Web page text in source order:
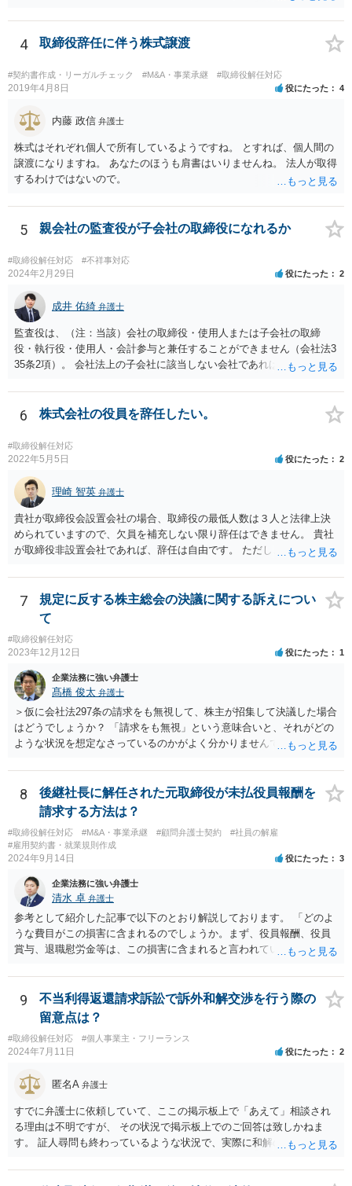
株主権確認訴訟等に発展する可能性はあるかと思われます。 いずれに
しても、譲渡時の状況やその裏付けとなる証拠の有無、また、当該会
で、早い段階で、 関連資料をお持ちの上、弁護士にご相談をされたほ
うが良いかと思慮いたします。
4 取締役辞任に伴う株式譲渡
#契約書作成・リーガルチェック #M&A・事業承継 #取締役解任対応
2019年4月8日 役にたった 4
内藤 政信 弁護士
株式はそれぞれ個人で所有しているようですね。 とすれば、個人間の
譲渡になりますね。 あなたのほうも肩書はいりませんね。 法人が取得
するわけではないので。
5 親会社の監査役が子会社の取締役になれるか
#取締役解任対応 #不祥事対応
2024年2月29日 役にたった 2
成井 佑綺 弁護士
監査役は、（注：当該）会社の取締役・使用人または子会社の取締
役・執行役・使用人・会計参与と兼任することができません（会社法3
35条2項）。 会社法上の子会社に該当しない会社であれば上記の兼任
任していた場合には、基本はその選任自体は有効となり、監査も有効
となりますが、当該監査役が損害賠償責任を負う可能性があります。
には、監査が無効になる可能性があります。 いずれにせよ兼任規制に
反する兼任の場合には、監査役の辞任等を検討する対応がベターに思
われます。
6 株式会社の役員を辞任したい。
#取締役解任対応
2022年5月5日 役にたった 2
理崎 智英 弁護士
貴社が取締役会設置会社の場合、取締役の最低人数は３人と法律上決
められていますので、欠員を補充しない限り辞任はできません。 貴社
が取締役非設置会社であれば、辞任は自由です。 ただし、会社にとっ
生じた場合、会社に対して損害賠償をする必要があります。 一度、今
後の対応等について、弁護士にご相談されることをお勧めします。
7
規定に反する株主総会の決議に関する訴えについ
て
#取締役解任対応
2023年12月12日 役にたった 1
企業法務に強い弁護士
髙橋 俊太 弁護士
＞仮に会社法297条の請求をも無視して、株主が招集して決議した場合
はどうでしょうか？ 「請求をも無視」という意味合いと、それがどの
ような状況を想定なさっているのかがよく分かりませんでしたが、株
象になるのではないかと思われます。
8
後継社長に解任された元取締役が未払役員報酬を
請求する方法は？
#取締役解任対応 #M&A・事業承継 #顧問弁護士契約
#社員の解雇
#雇用契約書・就業規則作成
2024年9月14日 役にたった 3
企業法務に強い弁護士
清水 卓 弁護士
参考として紹介した記事で以下のとおり解説しております。 「どのよ
うな費目がこの損害に含まれるのでしょうか。まず、役員報酬、役員
賞与、退職慰労金等は、この損害に含まれると言われています。また
質の金員と判断されれば、損害に含まれる可能性があります。 慰謝料
や弁護士費用については、これらの損害に含まれないと述べる裁判例
もありますが、含まれるとする見解もあり、争いがあるところです
（なお、含まれないとしても、民法の不法行為などの別の法律構成で
賠償請求される可能性もあります）。」 → このように、法律構成の工
夫等次第では、慰謝料請求の余地もあるのですが、あなたのケースで
は、不法行為構成で請求しようとすると、３年の消滅時効の壁に阻ま
れるリスクがあるため、慰謝料請求までは難しいかもしれません。
損害のメイン部分は役員報酬の部分かと思われます。会社法第３３９
条２項の損害賠償責任の法的性質について、法律により設けられた特
別の責任（法定責任）と解する立場であっても、時効期間の観点から
は、早めに請求行動を試みる等の対策を講じておくべきかと思いま
す。 この掲示板での私からの回答はこれで終わりにさせていただぎ
9
不当利得返還請求訴訟で訴外和解交渉を行う際の
留意点は？
#取締役解任対応 #個人事業主・フリーランス
2024年7月11日 役にたった 2
匿名A 弁護士
すでに弁護士に依頼していて、ここの掲示板上で「あえて」相談され
る理由は不明ですが、 その状況で掲示板上でのご回答は致しかねま
す。 証人尋問も終わっているような状況で、実際に和解のお話も進ん
えになられたい理由、原告側の温度感、裁判の流れ、判決となったと